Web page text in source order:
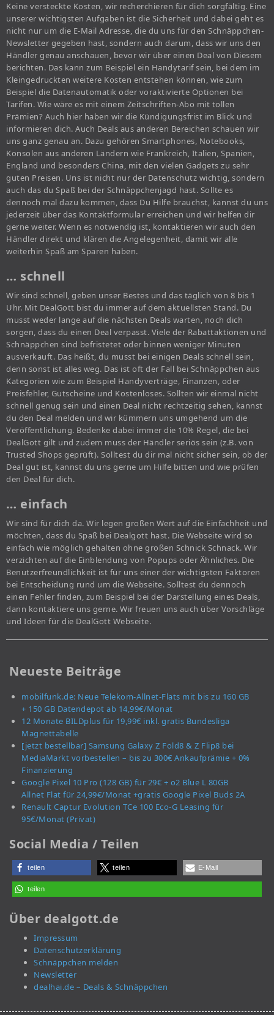
Keine versteckte Kosten, wir recherchieren für dich sorgfältig. Eine
unserer wichtigsten Aufgaben ist die Sicherheit und dabei geht es
nicht nur um die E-Mail Adresse, die du uns für den Schnäppchen-
Newsletter gegeben hast, sondern auch darum, dass wir uns den
Händler genau anschauen, bevor wir über einen Deal von Diesem
berichten. Das kann zum Beispiel ein Handytarif sein, bei dem im
Kleingedruckten weitere Kosten entstehen können, wie zum
Beispiel die Datenautomatik oder voraktivierte Optionen bei
Tarifen. Wie wäre es mit einem Zeitschriften-Abo mit tollen
Prämien? Auch hier haben wir die Kündigungsfrist im Blick und
informieren dich. Auch Deals aus anderen Bereichen schauen wir
uns ganz genau an. Dazu gehören Smartphones, Notebooks,
Konsolen aus anderen Ländern wie Frankreich, Italien, Spanien,
England und besonders China, mit den vielen Gadgets zu sehr
guten Preisen. Uns ist nicht nur der Datenschutz wichtig, sondern
auch das du Spaß bei der Schnäppchenjagd hast. Sollte es
dennoch mal dazu kommen, dass Du Hilfe brauchst, kannst du uns
jederzeit über das Kontaktformular erreichen und wir helfen dir
gerne weiter. Wenn es notwendig ist, kontaktieren wir auch den
Händler direkt und klären die Angelegenheit, damit wir alle
weiterhin Spaß am Sparen haben.
… schnell
Wir sind schnell, geben unser Bestes und das täglich von 8 bis 1
Uhr. Mit DealGott bist du immer auf dem aktuellsten Stand. Du
musst weder lange auf die nächsten Deals warten, noch dich
sorgen, dass du einen Deal verpasst. Viele der Rabattaktionen und
Schnäppchen sind befristetet oder binnen weniger Minuten
ausverkauft. Das heißt, du musst bei einigen Deals schnell sein,
denn sonst ist alles weg. Das ist oft der Fall bei Schnäppchen aus
Kategorien wie zum Beispiel Handyverträge, Finanzen, oder
Preisfehler, Gutscheine und Kostenloses. Sollten wir einmal nicht
schnell genug sein und einen Deal nicht rechtzeitig sehen, kannst
du den Deal melden und wir kümmern uns umgehend um die
Veröffentlichung. Bedenke dabei immer die 10% Regel, die bei
DealGott gilt und zudem muss der Händler seriös sein (z.B. von
Trusted Shops geprüft). Solltest du dir mal nicht sicher sein, ob der
Deal gut ist, kannst du uns gerne um Hilfe bitten und wie prüfen
den Deal für dich.
… einfach
Wir sind für dich da. Wir legen großen Wert auf die Einfachheit und
möchten, dass du Spaß bei Dealgott hast. Die Webseite wird so
einfach wie möglich gehalten ohne großen Schnick Schnack. Wir
verzichten auf die Einblendung von Popups oder Ähnliches. Die
Benutzerfreundlichkeit ist für uns einer der wichtigsten Faktoren
bei Entscheidung rund um die Webseite. Solltest du dennoch
einen Fehler finden, zum Beispiel bei der Darstellung eines Deals,
dann kontaktiere uns gerne. Wir freuen uns auch über Vorschläge
und Ideen für die DealGott Webseite.
Neueste Beiträge
mobilfunk.de: Neue Telekom-Allnet-Flats mit bis zu 160 GB
+ 150 GB Datendepot ab 14,99€/Monat
12 Monate BILDplus für 19,99€ inkl. gratis Bundesliga
Magnettabelle
[jetzt bestellbar] Samsung Galaxy Z Fold8 & Z Flip8 bei
MediaMarkt vorbestellen – bis zu 300€ Ankaufprämie + 0%
Finanzierung
Google Pixel 10 Pro (128 GB) für 29€ + o2 Blue L 80GB
Allnet Flat für 24,99€/Monat +gratis Google Pixel Buds 2A
Renault Captur Evolution TCe 100 Eco-G Leasing für
95€/Monat (Privat)
Social Media / Teilen
teilen teilen E-Mail
teilen
Über dealgott.de
Impressum
Datenschutzerklärung
Schnäppchen melden
Newsletter
dealhai.de – Deals & Schnäppchen